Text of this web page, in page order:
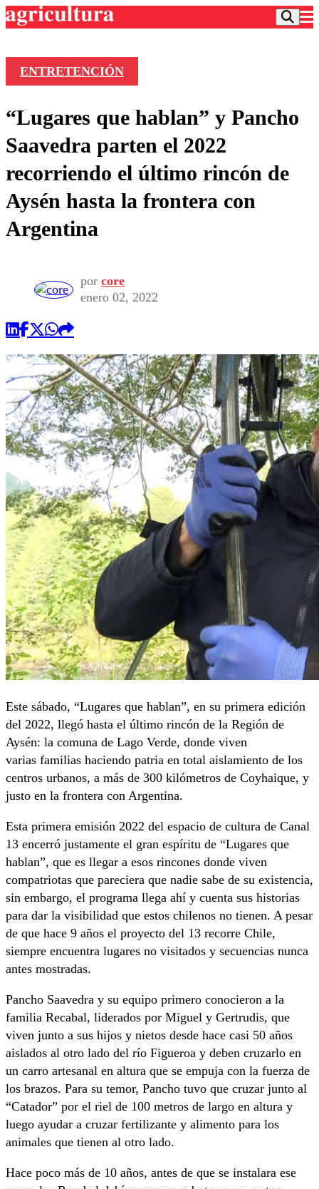
Frecuencias
Agricultura TV
Deportes
Colo Colo
Motor
Seleccion Chilena
Universidad Católica
Universidad de Chile
Entretención
Noticias
Economía
Política
Sustentabilidad
Vida Social
Publicaciones en medios
Comercial
ENTRETENCIÓN
“Lugares que hablan” y Pancho
Saavedra parten el 2022
recorriendo el último rincón de
Aysén hasta la frontera con
Argentina
por core
enero 02, 2022
Este sábado, “Lugares que hablan”, en su primera edición
del 2022, llegó hasta el último rincón de la Región de
Aysén: la comuna de Lago Verde, donde viven
varias familias haciendo patria en total aislamiento de los
centros urbanos, a más de 300 kilómetros de Coyhaique, y
justo en la frontera con Argentina.
Esta primera emisión 2022 del espacio de cultura de Canal
13 encerró justamente el gran espíritu de “Lugares que
hablan”, que es llegar a esos rincones donde viven
compatriotas que pareciera que nadie sabe de su existencia,
sin embargo, el programa llega ahí y cuenta sus historias
para dar la visibilidad que estos chilenos no tienen. A pesar
de que hace 9 años el proyecto del 13 recorre Chile,
siempre encuentra lugares no visitados y secuencias nunca
antes mostradas.
Pancho Saavedra y su equipo primero conocieron a la
familia Recabal, liderados por Miguel y Gertrudis, que
viven junto a sus hijos y nietos desde hace casi 50 años
aislados al otro lado del río Figueroa y deben cruzarlo en
un carro artesanal en altura que se empuja con la fuerza de
los brazos. Para su temor, Pancho tuvo que cruzar junto al
“Catador” por el riel de 100 metros de largo en altura y
luego ayudar a cruzar fertilizante y alimento para los
animales que tienen al otro lado.
Hace poco más de 10 años, antes de que se instalara ese